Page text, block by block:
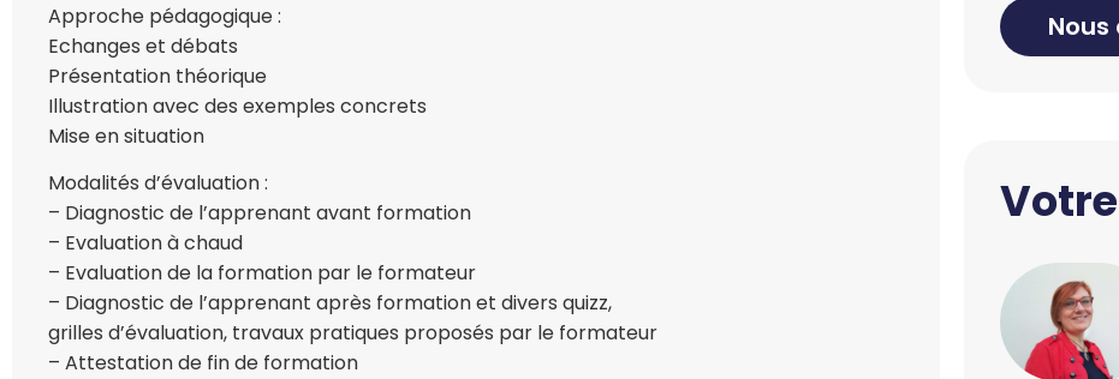
Approche pédagogique :
Echanges et débats
Présentation théorique
Illustration avec des exemples concrets
Mise en situation
Modalités d’évaluation :
– Diagnostic de l’apprenant avant formation
– Evaluation à chaud
– Evaluation de la formation par le formateur
– Diagnostic de l’apprenant après formation et divers quizz,
grilles d’évaluation, travaux pratiques proposés par le formateur
– Attestation de fin de formation